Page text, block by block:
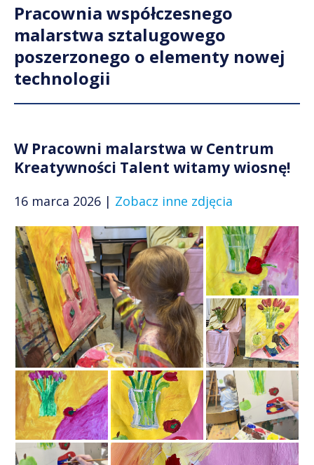
Pracownia współczesnego
malarstwa sztalugowego
poszerzonego o elementy nowej
technologii
W Pracowni malarstwa w Centrum
Kreatywności Talent witamy wiosnę!
16 marca 2026 | Zobacz inne zdjęcia